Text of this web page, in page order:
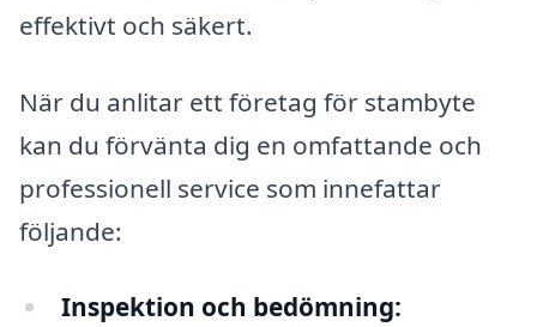
effektivt och säkert.
När du anlitar ett företag för stambyte
kan du förvänta dig en omfattande och
professionell service som innefattar
följande:
Inspektion och bedömning: